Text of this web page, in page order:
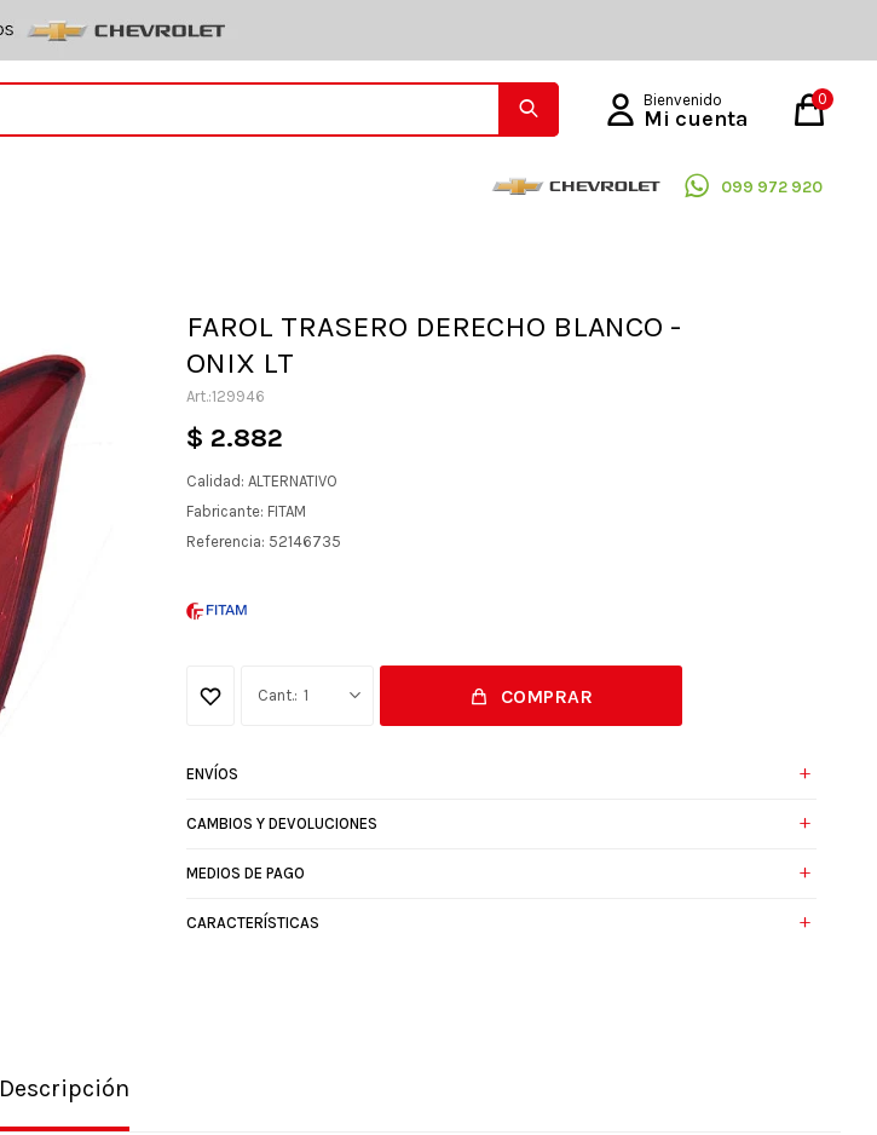
099 972 920
0
FAROL TRASERO DERECHO BLANCO -
ONIX LT
129946
$ 2.882
Calidad: ALTERNATIVO
Fabricante: FITAM
Referencia: 52146735
1 COMPRAR
ENVÍOS
CAMBIOS Y DEVOLUCIONES
MEDIOS DE PAGO
CARACTERÍSTICAS
Descripción